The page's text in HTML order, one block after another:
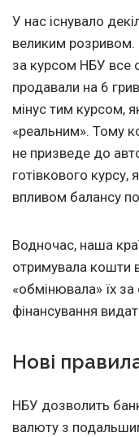
У нас існувало
великим розривом.
за курсом НБУ все
продавали на 6
мінус тим курсом,
«реальним». Тому
не призведе до
готівкового
впливом балансу
Водночас, наша
отримувала кошти
«обмінювала» їх
фінансування
Нові
НБУ дозволить
валюту з